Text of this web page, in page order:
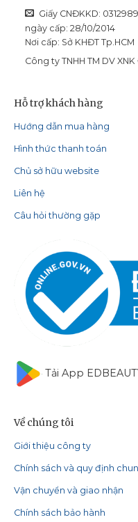
Giấy CNĐKKD:
ngày cấp: 28/10/2014
Nơi cấp: Sở KHĐT Tp.HCM
Công ty TNHH TM DV
Hỗ trợ khách hàng
Hướng dẫn mua hàng
Hình thức thanh toán
Chủ sở hữu website
Liên hệ
Câu hỏi thường gặp
Tải App
Về chúng tôi
Giới thiệu công ty
Chính sách và quy định
Vận chuyển và giao nhận
Chính sách bảo hành